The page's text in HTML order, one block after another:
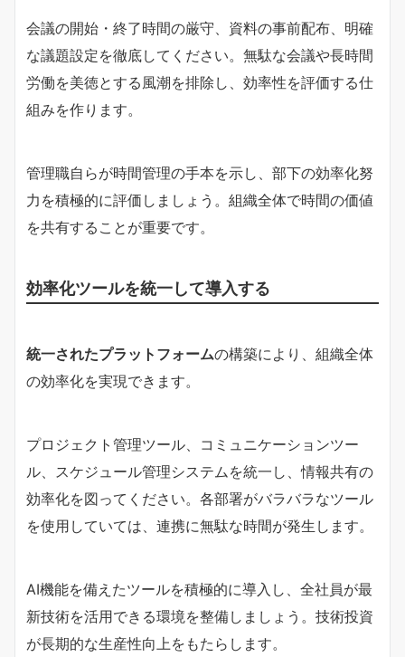
会議の開始・終了時間の厳守、資料の事前配布、明確
な議題設定を徹底してください。無駄な会議や長時間
労働を美徳とする風潮を排除し、効率性を評価する仕
組みを作ります。
管理職自らが時間管理の手本を示し、部下の効率化努
力を積極的に評価しましょう。組織全体で時間の価値
を共有することが重要です。
効率化ツールを統一して導入する
統一されたプラットフォームの構築により、組織全体
の効率化を実現できます。
プロジェクト管理ツール、コミュニケーションツー
ル、スケジュール管理システムを統一し、情報共有の
効率化を図ってください。各部署がバラバラなツール
を使用していては、連携に無駄な時間が発生します。
AI機能を備えたツールを積極的に導入し、全社員が最
新技術を活用できる環境を整備しましょう。技術投資
が長期的な生産性向上をもたらします。